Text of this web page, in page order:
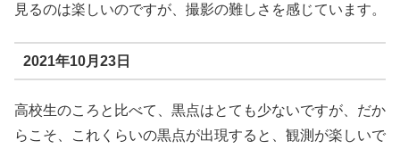
見るのは楽しいのですが、撮影の難しさを感じています。
2021年10月23日
高校生のころと比べて、黒点はとても少ないですが、だか
らこそ、これくらいの黒点が出現すると、観測が楽しいで